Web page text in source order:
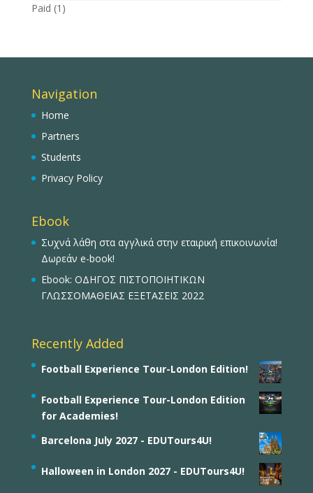
Paid (1)
Navigation
Home
Partners
Students
Privacy Policy
Ebook
Συχνά λάθη στα αγγλικά στην εταιρική επικοινωνία!
Δωρεάν e-book!
Ebook: ΟΔΗΓΟΣ ΠΙΣΤΟΠΟΙΗΤΙΚΩΝ
ΓΛΩΣΣΟΜΑΘΕΙΑΣ ΕΞΕΤΑΣΕΙΣ 2022
Recently Added
Football Experience Tour-London Edition!
Football Experience Tour-London Edition
for Academies!
Barcelona July 2027 - EDUTours4U!
Halloween in London 2027 - EDUTours4U!